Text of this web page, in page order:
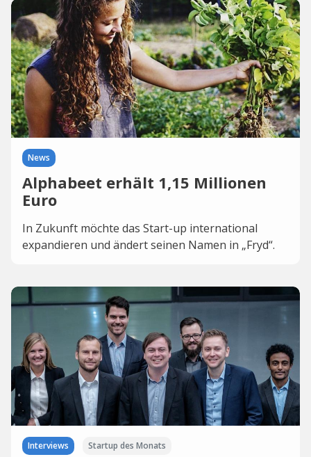
News
Alphabeet erhält 1,15 Millionen
Euro
In Zukunft möchte das Start-up international
expandieren und ändert seinen Namen in „Fryd“.
Interviews Startup des Monats